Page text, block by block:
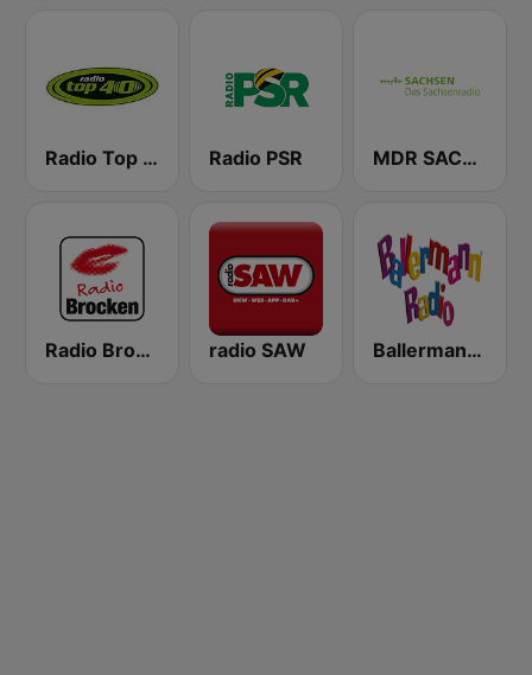
Radio Top 40 Radio PSR MDR SACHSEN Dresden
Radio Brocken radio SAW Ballermann Radio